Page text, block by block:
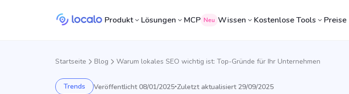
Produkt Lösungen MCP Neu Wissen Kostenlose Tools Preise
Startseite Blog Warum lokales SEO wichtig ist: Top-Gründe für Ihr Unternehmen
Trends Veröffentlicht 08/01/2025•Zuletzt aktualisiert 29/09/2025